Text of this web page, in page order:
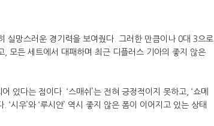
실망스러운 경기력을 보여줬다. 그러한 만큼이나 0대 3으로
모든 세트에서 대패하며 최근 디플러스 기아의 좋지 않은
있다는 점이다. ‘스매쉬’는 전혀 긍정적이지 못하고, ‘쇼메
시우’와 ‘루시안’ 역시 좋지 않은 폼이 이어지고 있는 상태